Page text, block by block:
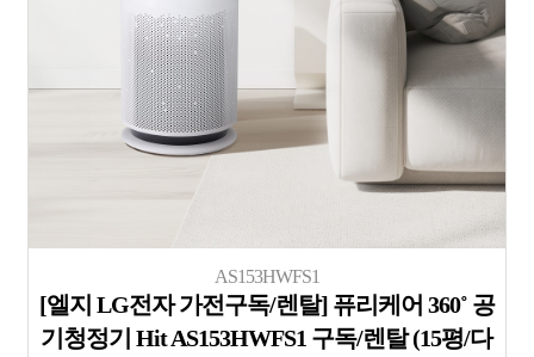
AS153HWFS1
[엘지 LG전자 가전구독/렌탈] 퓨리케어 360˚ 공
기청정기 Hit AS153HWFS1 구독/렌탈 (15평/다